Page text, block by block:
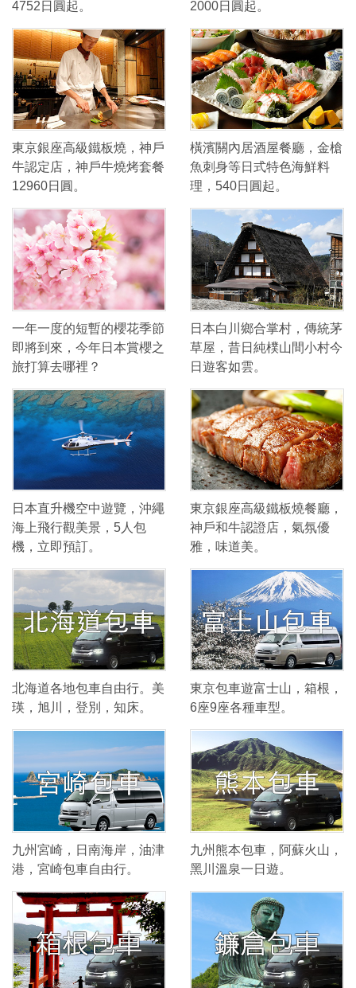
4752日圓起。 2000日圓起。
東京銀座高級鐵板燒，神戶
牛認定店，神戶牛燒烤套餐
12960日圓。
橫濱關內居酒屋餐廳，金槍
魚刺身等日式特色海鮮料
理，540日圓起。
一年一度的短暫的櫻花季節
即將到來，今年日本賞櫻之
旅打算去哪裡？
日本白川鄉合掌村，傳統茅
草屋，昔日純樸山間小村今
日遊客如雲。
日本直升機空中遊覽，沖繩
海上飛行觀美景，5人包
機，立即預訂。
東京銀座高級鐵板燒餐廳，
神戶和牛認證店，氣氛優
雅，味道美。
北海道各地包車自由行。美
瑛，旭川，登別，知床。
東京包車遊富士山，箱根，
6座9座各種車型。
九州宮崎，日南海岸，油津
港，宮崎包車自由行。
九州熊本包車，阿蘇火山，
黑川溫泉一日遊。